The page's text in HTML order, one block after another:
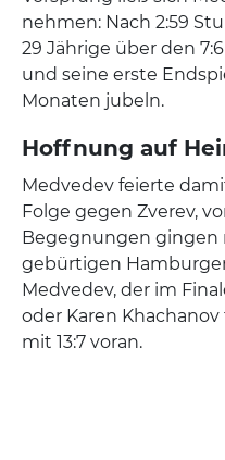
nehmen: Nach 2:59
29 Jährige über den 7:6
und seine erste
Monaten jubeln.
Hoffnung auf
Medvedev feierte
Folge gegen Zverev,
Begegnungen gingen
gebürtigen
Medvedev, der im
oder Karen
mit 13:7 voran.